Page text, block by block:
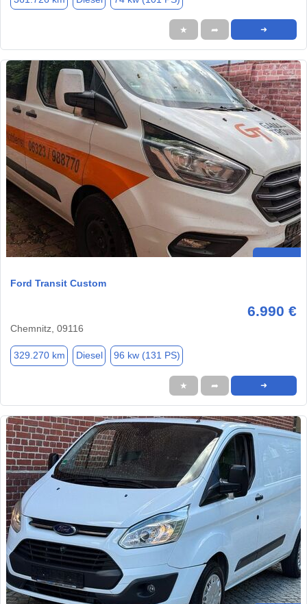
★ ➦ ➜
Ford Transit Custom
6.990 €
Chemnitz, 09116
329.270 km Diesel 96 kw (131 PS)
★ ➦ ➜